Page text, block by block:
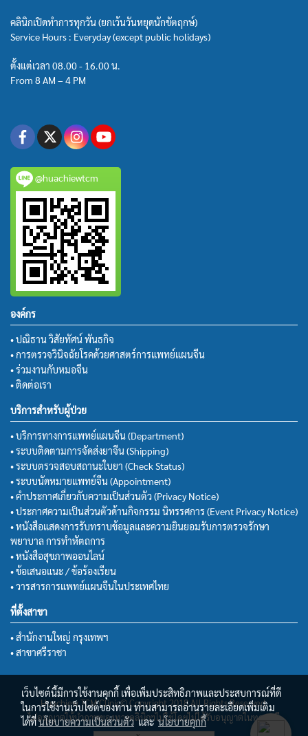
คลินิกเปิดทำการทุกวัน (ยกเว้นวันหยุดนักขัตฤกษ์)
Service Hours : Everyday (except public holidays)
ตั้งแต่เวลา 08.00 - 16.00 น.
From 8 AM – 4 PM
@huachiewtcm
องค์กร
• ปณิธาน วิสัยทัศน์ พันธกิจ
• การตรวจวินิจฉัยโรคด้วยศาสตร์การแพทย์แผนจีน
• ร่วมงานกับหมอจีน
• ติดต่อเรา
บริการสำหรับผู้ป่วย
• บริการทางการแพทย์แผนจีน (Department)
• ระบบติดตามการจัดส่งยาจีน (Shipping)
• ระบบตรวจสอบสถานะใบยา (Check Status)
• ระบบนัดหมายแพทย์จีน (Appointment)
• คำประกาศเกี่ยวกับความเป็นส่วนตัว (Privacy Notice)
• ประกาศความเป็นส่วนตัวด้านกิจกรรม นิทรรศการ (Event Privacy Notice)
• หนังสือแสดงการรับทราบข้อมูลและความยินยอมรับการตรวจรักษา
พยาบาล การทำหัตถการ
• หนังสือสุขภาพออนไลน์
• ข้อเสนอแนะ / ข้อร้องเรียน
• วารสารการแพทย์แผนจีนในประเทศไทย
ที่ตั้งสาขา
• สำนักงานใหญ่ กรุงเทพฯ
• สาขาศรีราชา
Huachiew TCM Clinic© Copyright 2018 All Rights Reserved.
ไม่อนุญาตให้นำภาพของทางคลินิกฯไปใช้โดยไม่ได้รับอนุญาตในทุกกรณี
เว็บไซต์นี้มีการใช้งานคุกกี้ เพื่อเพิ่มประสิทธิภาพและประสบการณ์ที่ดี
ในการใช้งานเว็บไซต์ของท่าน ท่านสามารถอ่านรายละเอียดเพิ่มเติม
ได้ที่นโยบายความเป็นส่วนตัวและนโยบายคุกกี้